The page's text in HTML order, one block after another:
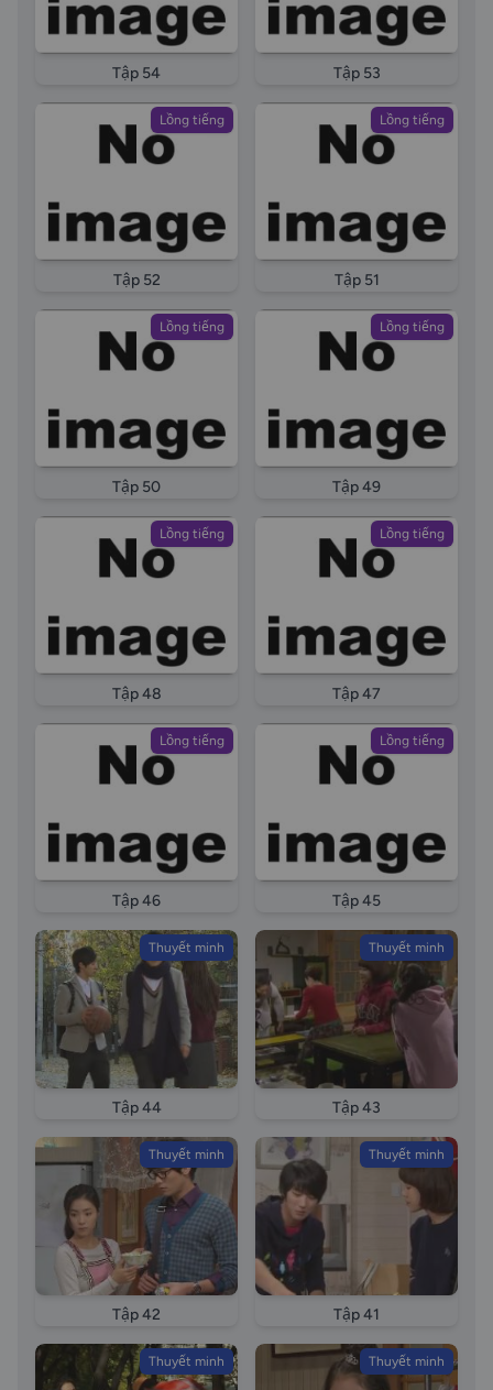
Tập 54 Tập 53
Lồng tiếng
Tập 52
Lồng tiếng
Tập 51
Lồng tiếng
Tập 50
Lồng tiếng
Tập 49
Lồng tiếng
Tập 48
Lồng tiếng
Tập 47
Lồng tiếng
Tập 46
Lồng tiếng
Tập 45
Thuyết minh
Tập 44
Thuyết minh
Tập 43
Thuyết minh
Tập 42
Thuyết minh
Tập 41
Thuyết minh Thuyết minh